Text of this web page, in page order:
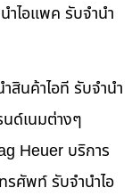
ำไอแพค รับจำนำ
สินค้าไอที รับจำนำ
ด์เนมต่างๆ
Heuer บริการ
รศัพท์ รับจำนำไอ